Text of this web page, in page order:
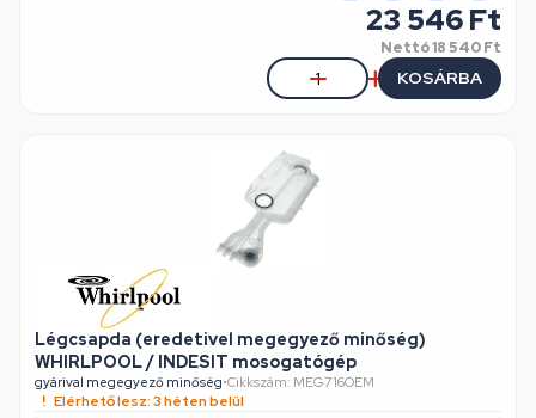
23 546 Ft
Nettó18 540 Ft
KOSÁRBA
Légcsapda (eredetivel megegyező minőség)
WHIRLPOOL / INDESIT mosogatógép
gyárival megegyező minőség•Cikkszám: MEG716OEM
Elérhető lesz: 3 héten belül